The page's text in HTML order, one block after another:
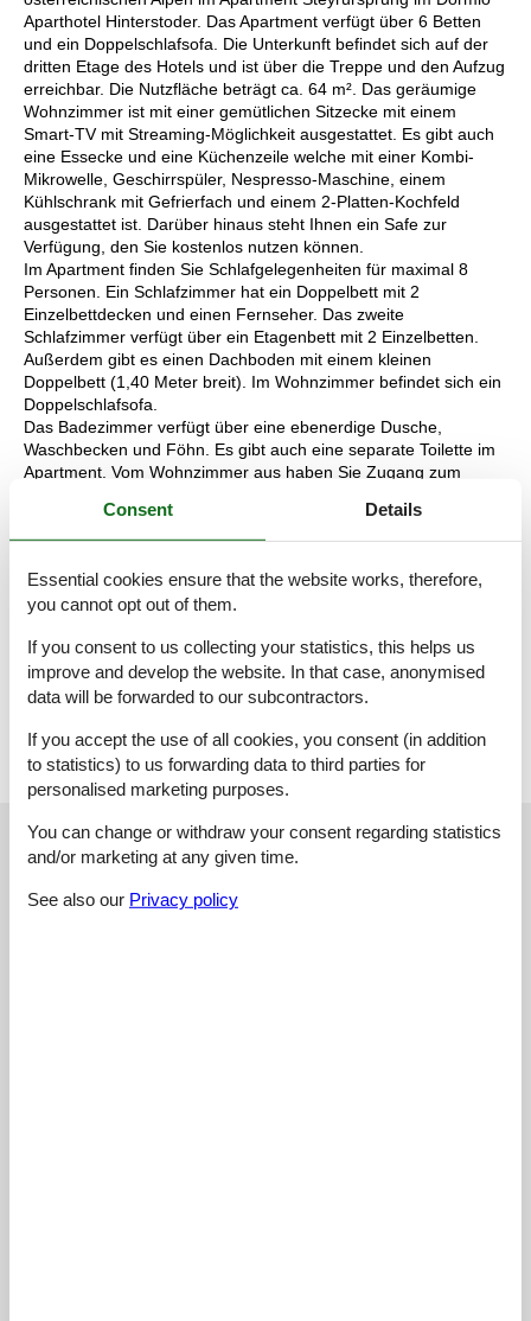
Aparthotel Hinterstoder. Das Apartment verfügt über 6 Betten
und ein Doppelschlafsofa. Die Unterkunft befindet sich auf der
dritten Etage des Hotels und ist über die Treppe und den Aufzug
erreichbar. Die Nutzfläche beträgt ca. 64 m². Das geräumige
Wohnzimmer ist mit einer gemütlichen Sitzecke mit einem
Smart-TV mit Streaming-Möglichkeit ausgestattet. Es gibt auch
eine Essecke und eine Küchenzeile welche mit einer Kombi-
Mikrowelle, Geschirrspüler, Nespresso-Maschine, einem
Kühlschrank mit Gefrierfach und einem 2-Platten-Kochfeld
ausgestattet ist. Darüber hinaus steht Ihnen ein Safe zur
Verfügung, den Sie kostenlos nutzen können.
Im Apartment finden Sie Schlafgelegenheiten für maximal 8
Personen. Ein Schlafzimmer hat ein Doppelbett mit 2
Einzelbettdecken und einen Fernseher. Das zweite
Schlafzimmer verfügt über ein Etagenbett mit 2 Einzelbetten.
Außerdem gibt es einen Dachboden mit einem kleinen
Doppelbett (1,40 Meter breit). Im Wohnzimmer befindet sich ein
Doppelschlafsofa.
Das Badezimmer verfügt über eine ebenerdige Dusche,
Waschbecken und Föhn. Es gibt auch eine separate Toilette im
Apartment. Vom Wohnzimmer aus haben Sie Zugang zum
den fantastischen Blick auf die Berge.
Während Ihres Aufenthalts können Sie Ihr Auto auf dem
nutzen. Darüber hinaus haben Sie als Gast unseres Hotels
kostenlosen Zugang zum Wellnessbereich mit drei Saunen,
Entspannung!
Die Aufteilung der Unterkunft kann variieren. Die Grundrisse und
Bilder vermitteln einen guten Eindruck, dienen aber nur zur
External reviews Our guest reviewsExternal reviews
4,4
Consent Details
Essential cookies ensure that the website works, therefore,
you cannot opt out of them.
If you consent to us collecting your statistics, this helps us
improve and develop the website. In that case, anonymised
data will be forwarded to our subcontractors.
If you accept the use of all cookies, you consent (in addition
to statistics) to us forwarding data to third parties for
personalised marketing purposes.
You can change or withdraw your consent regarding statistics
and/or marketing at any given time.
See also our Privacy policy